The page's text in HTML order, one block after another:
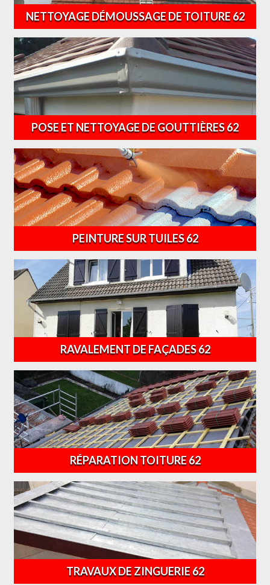
NETTOYAGE DÉMOUSSAGE DE TOITURE 62
POSE ET NETTOYAGE DE GOUTTIÈRES 62
PEINTURE SUR TUILES 62
RAVALEMENT DE FAÇADES 62
RÉPARATION TOITURE 62
TRAVAUX DE ZINGUERIE 62